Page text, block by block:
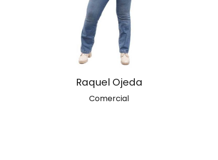
Raquel Ojeda
Comercial